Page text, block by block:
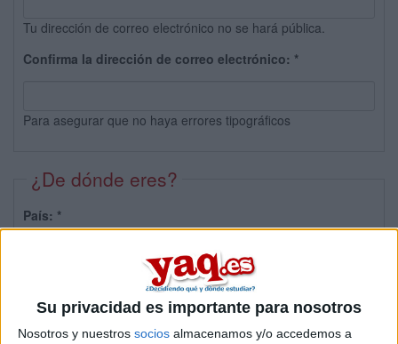
Su privacidad es importante para nosotros
Nosotros y nuestros socios almacenamos y/o accedemos a
Tu dirección de correo electrónico no se hará pública.
Confirma la dirección de correo electrónico: *
Para asegurar que no haya errores tipográficos
¿De dónde eres?
País: *